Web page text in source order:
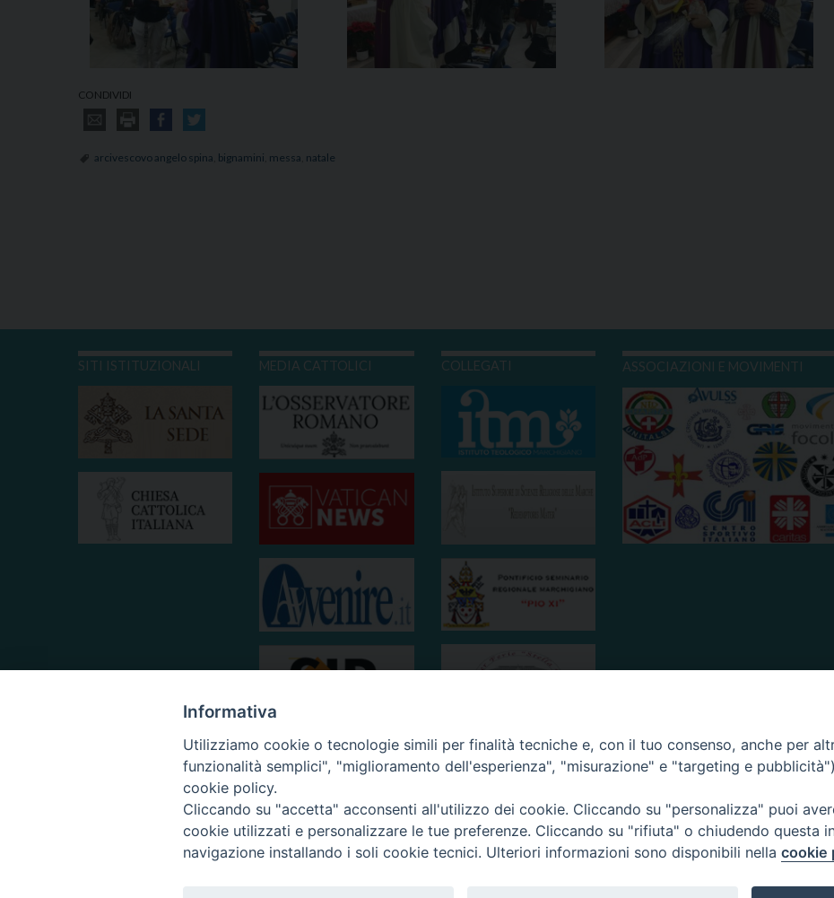
CONDIVIDI
arcivescovo angelo spina bignamini messa natale
SITI ISTITUZIONALI MEDIA CATTOLICI COLLEGATI ASSOCIAZIONI E MOVIMENTI
Informativa
Utilizziamo cookie o tecnologie simili per finalità tecniche e, con il tuo consenso, anche per
funzionalità semplici", "miglioramento dell'esperienza", "misurazione" e "targeting e
cookie policy.
Cliccando su "accetta" acconsenti all'utilizzo dei cookie. Cliccando su "personalizza" puoi
cookie utilizzati e personalizzare le tue preferenze. Cliccando su "rifiuta" o chiudendo questa
navigazione installando i soli cookie tecnici. Ulteriori informazioni sono disponibili nella cookie